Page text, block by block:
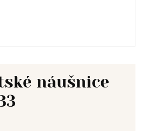
náušnice